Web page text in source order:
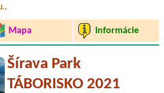
Mapa Informácie
Šírava Park
TÁBORISKO 2021